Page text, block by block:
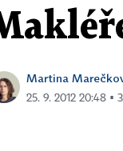
Martina
25. 9. 2012 20:48 ▪